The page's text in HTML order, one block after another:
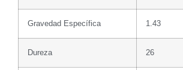
Gravedad Específica 1.43
Dureza 26